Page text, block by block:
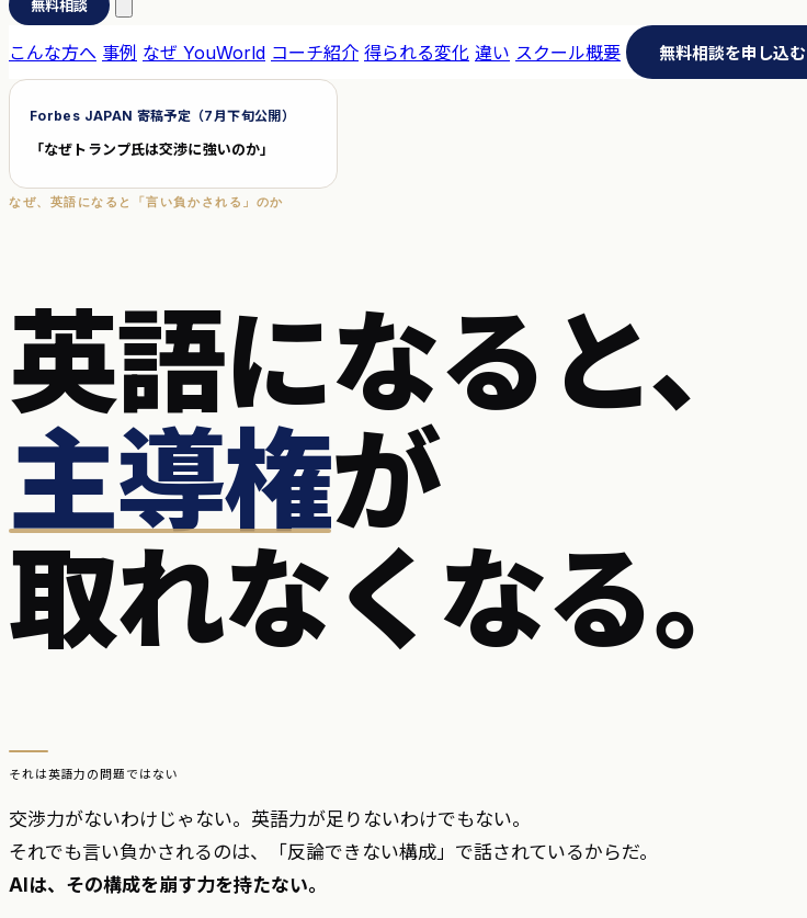
無料相談
こんな方へ 事例 なぜ YouWorld コーチ紹介 得られる変化 違い スクール概要 無料相談を申し込む
Forbes JAPAN 寄稿予定（7月下旬公開）
「なぜトランプ氏は交渉に強いのか」
なぜ、英語になると「言い負かされる」のか
英語になると、
主導権が
取れなくなる。
それは英語力の問題ではない
交渉力がないわけじゃない。英語力が足りないわけでもない。
それでも言い負かされるのは、「反論できない構成」で話されているからだ。
AIは、その構成を崩す力を持たない。